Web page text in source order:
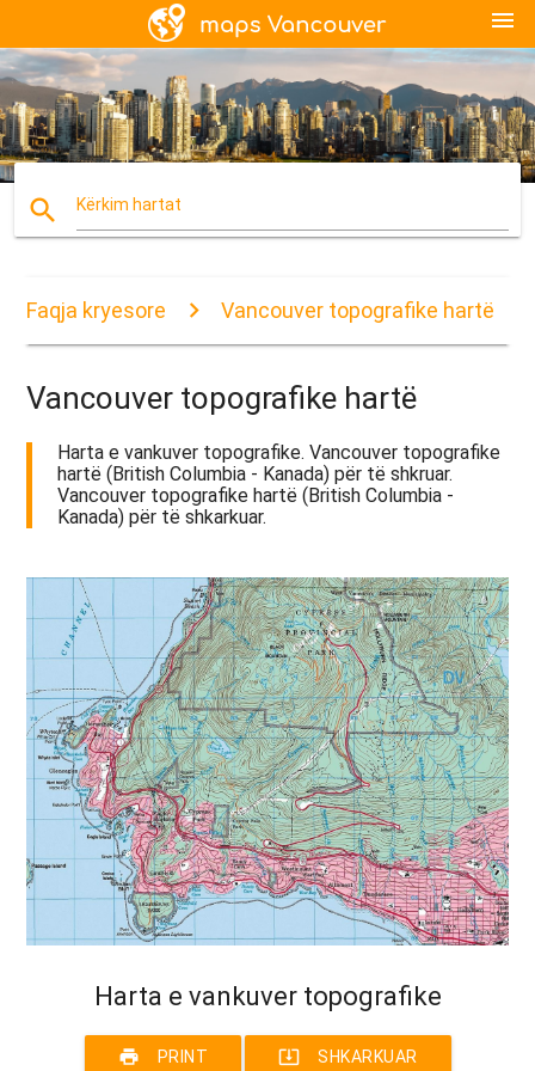
menu
search Kërkim hartat
Faqja kryesore Vancouver topografike hartë
Vancouver topografike hartë
Harta e vankuver topografike. Vancouver topografike
hartë (British Columbia - Kanada) për të shkruar.
Vancouver topografike hartë (British Columbia -
Kanada) për të shkarkuar.
Harta e vankuver topografike
print PRINT system_update_alt SHKARKUAR